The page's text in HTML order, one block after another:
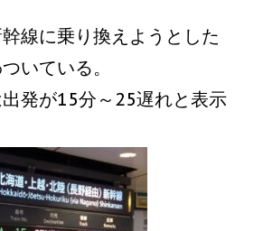
線に乗り換えようとした
いている。
発が15分～25遅れと表示